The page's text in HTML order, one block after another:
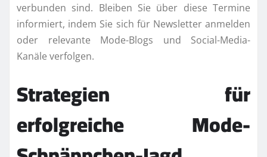
verbunden sind. Bleiben Sie über diese Termine
informiert, indem Sie sich für Newsletter anmelden
oder relevante Mode-Blogs und Social-Media-
Kanäle verfolgen.
Strategien für
erfolgreiche Mode-